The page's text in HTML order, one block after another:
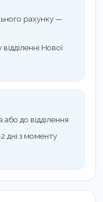
рахунку —
Нової
до відділення
дні з моменту